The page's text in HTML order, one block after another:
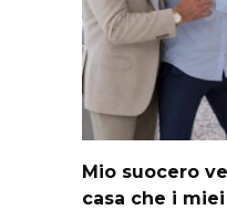
Mio suocero
casa che i